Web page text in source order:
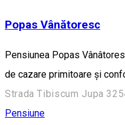
Popas Vânătoresc
Pensiunea Popas
de cazare primitoare și
Strada Tibiscum Jupa
Pensiune